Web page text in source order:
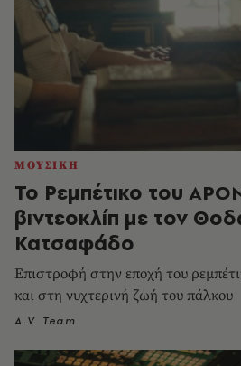
ΜΟΥΣΙΚΗ
Το Ρεμπέτικο του
βιντεοκλίπ με τον
Κατσαφάδο
Επιστροφή στην εποχή του
και στη νυχτερινή ζωή του πάλκου
A.V. Team